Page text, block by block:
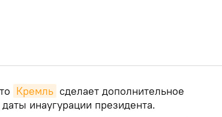
Кремль сделает дополнительное
инаугурации президента.